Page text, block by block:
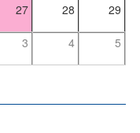
27 28 29
3 4 5